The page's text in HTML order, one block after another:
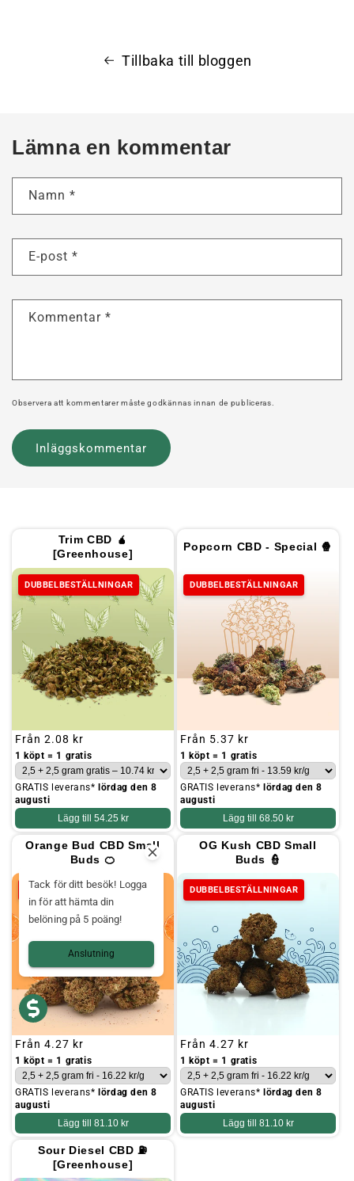
Tillbaka till bloggen
Lämna en kommentar
Namn *
E-post *
Kommentar *
Observera att kommentarer måste godkännas innan de publiceras.
Trim CBD 🧉
[Greenhouse]
DUBBELBESTÄLLNINGAR
Ordinarie
pris
Från 2.08 kr
1 köpt = 1 gratis
GRATIS leverans*lördag den 8
augusti
Lägg till 54.25 kr
Popcorn CBD - Special 🍿
DUBBELBESTÄLLNINGAR
Ordinarie
pris
Från 5.37 kr
1 köpt = 1 gratis
GRATIS leverans*lördag den 8
augusti
Lägg till 68.50 kr
Orange Bud CBD Small
Buds 🍊
DUBBELBESTÄLLNINGAR
Ordinarie
pris
Från 4.27 kr
1 köpt = 1 gratis
GRATIS leverans* lördag den 8
augusti
Lägg till 81.10 kr
OG Kush CBD Small
Buds 👮
DUBBELBESTÄLLNINGAR
Ordinarie
pris
Från 4.27 kr
1 köpt = 1 gratis
GRATIS leverans*lördag den 8
augusti
Lägg till 81.10 kr
Sour Diesel CBD ⛽
[Greenhouse]
Tack för ditt besök! Logga
in för att hämta din
belöning på 5 poäng!
Anslutning